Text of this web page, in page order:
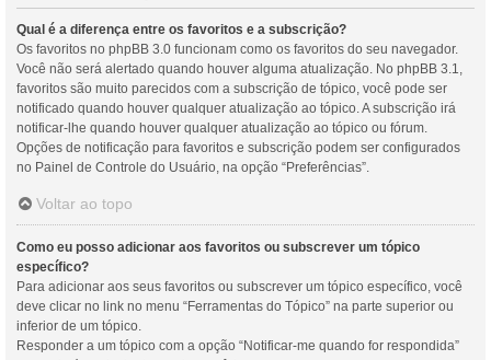
Qual é a diferença entre os favoritos e a subscrição?
Os favoritos no phpBB 3.0 funcionam como os favoritos do seu navegador.
Você não será alertado quando houver alguma atualização. No phpBB 3.1,
favoritos são muito parecidos com a subscrição de tópico, você pode ser
notificado quando houver qualquer atualização ao tópico. A subscrição irá
notificar-lhe quando houver qualquer atualização ao tópico ou fórum.
Opções de notificação para favoritos e subscrição podem ser configurados
no Painel de Controle do Usuário, na opção “Preferências”.
Voltar ao topo
Como eu posso adicionar aos favoritos ou subscrever um tópico
específico?
Para adicionar aos seus favoritos ou subscrever um tópico específico, você
deve clicar no link no menu “Ferramentas do Tópico” na parte superior ou
inferior de um tópico.
Responder a um tópico com a opção “Notificar-me quando for respondida”